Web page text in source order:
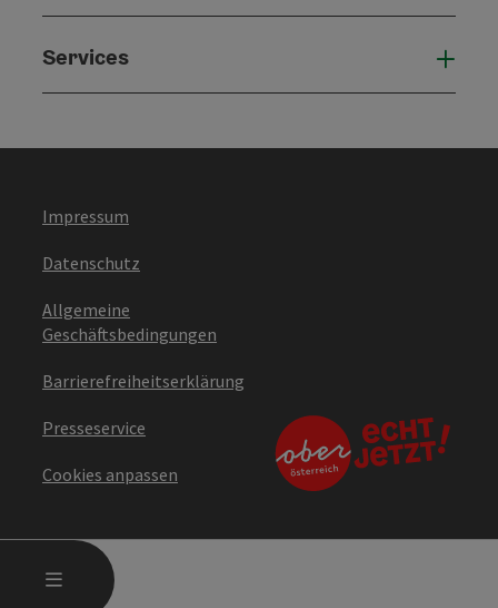
MENÜ
Services
Impressum
Datenschutz
Allgemeine
Geschäftsbedingungen
Barrierefreiheitserklärung
Presseservice
Cookies anpassen